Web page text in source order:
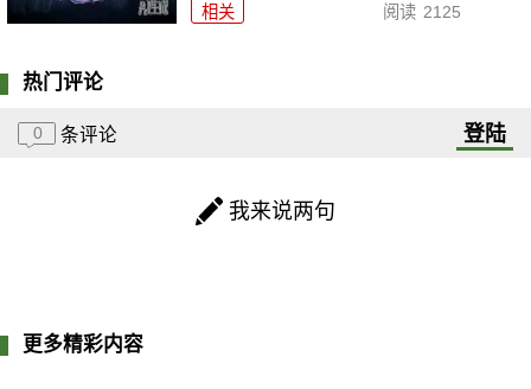
相关 阅读 2125
热门评论
0 条评论 登陆
我来说两句
更多精彩内容